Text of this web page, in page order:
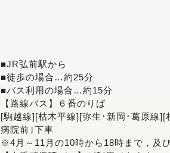
■JR弘前駅から
■徒歩の場合…約25分
■バス利用の場合…約15分
【路線バス】６番のりば
[駒越線][枯木平線][弥生･新岡･葛原線
病院前｣下車
※4月～11月の10時から18時まで，及